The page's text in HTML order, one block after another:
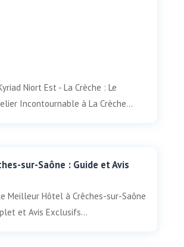
Niort Est - La Crèche : Le
Incontournable à La Crèche...
sur-Saône : Guide et Avis
Meilleur Hôtel à Crêches-sur-Saône
et Avis Exclusifs...